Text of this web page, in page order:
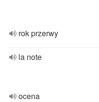
rok przerwy
la note
ocena